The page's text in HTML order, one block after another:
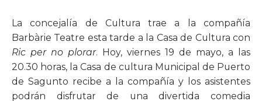
La concejalía de Cultura trae a la compañía
Barbàrie Teatre esta tarde a la Casa de Cultura con
Ric per no plorar. Hoy, viernes 19 de mayo, a las
20.30 horas, la Casa de cultura Municipal de Puerto
de Sagunto recibe a la compañía y los asistentes
podrán disfrutar de una divertida comedia